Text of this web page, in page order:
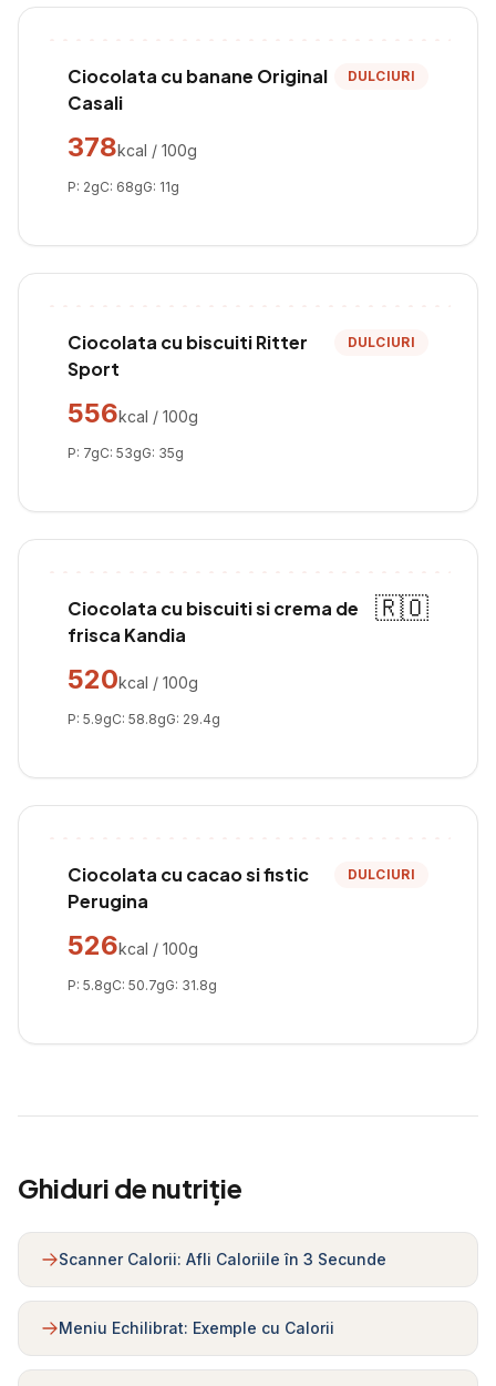
Ciocolata cu banane Original
Casali
DULCIURI
378kcal / 100g
P: 2gC: 68gG: 11g
Ciocolata cu biscuiti Ritter
Sport
DULCIURI
556kcal / 100g
P: 7gC: 53gG: 35g
Ciocolata cu biscuiti si crema de
frisca Kandia
🇷🇴
520kcal / 100g
P: 5.9gC: 58.8gG: 29.4g
Ciocolata cu cacao si fistic
Perugina
DULCIURI
526kcal / 100g
P: 5.8gC: 50.7gG: 31.8g
Ghiduri de nutriție
Scanner Calorii: Afli Caloriile în 3 Secunde
Meniu Echilibrat: Exemple cu Calorii